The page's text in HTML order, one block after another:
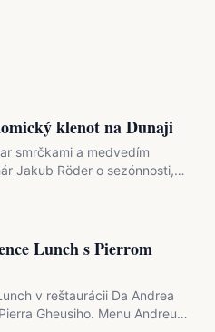
klenot na Dunaji
smrčkami a medvedím
Jakub Röder o sezónnosti,…
Lunch s Pierrom
v reštaurácii Da Andrea
Gheusiho. Menu Andreu